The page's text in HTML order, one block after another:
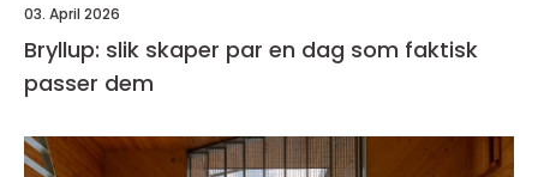
03. April 2026
Bryllup: slik skaper par en dag som faktisk
passer dem